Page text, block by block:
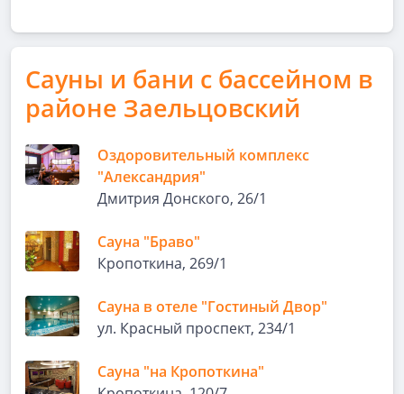
Сауны и бани с бассейном в
районе Заельцовский
Оздоровительный комплекс
"Александрия"
Дмитрия Донского, 26/1
Сауна "Браво"
Кропоткина, 269/1
Сауна в отеле "Гостиный Двор"
ул. Красный проспект, 234/1
Сауна "на Кропоткина"